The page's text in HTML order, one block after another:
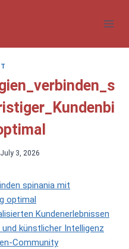
July 3, 2026
spinania mit
optimal
Kundenerlebnissen
künstlicher Intelligenz
Community